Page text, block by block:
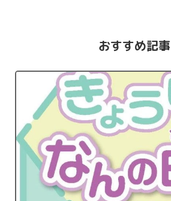
おすすめ記事